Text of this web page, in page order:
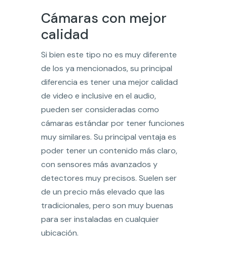
Cámaras con mejor
calidad
Si bien este tipo no es muy diferente
de los ya mencionados, su principal
diferencia es tener una mejor calidad
de video e inclusive en el audio,
pueden ser consideradas como
cámaras estándar por tener funciones
muy similares. Su principal ventaja es
poder tener un contenido más claro,
con sensores más avanzados y
detectores muy precisos. Suelen ser
de un precio más elevado que las
tradicionales, pero son muy buenas
para ser instaladas en cualquier
ubicación.